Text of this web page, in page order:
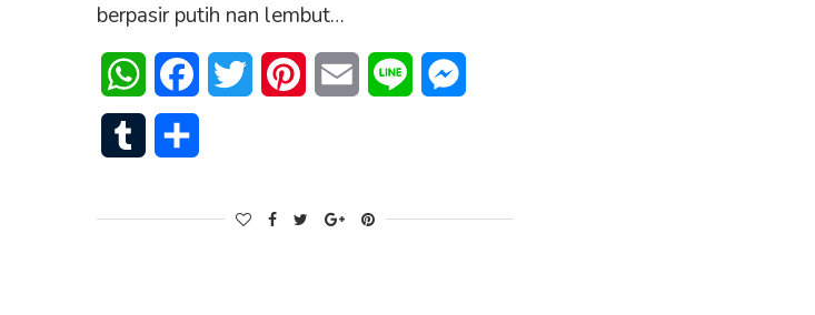
berpasir putih nan lembut…
WhatsAppFacebookTwitter PinterestEmail Line
Tumblr